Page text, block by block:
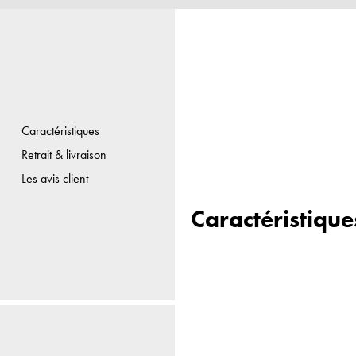
Caractéristiques
Retrait & livraison
Les avis client